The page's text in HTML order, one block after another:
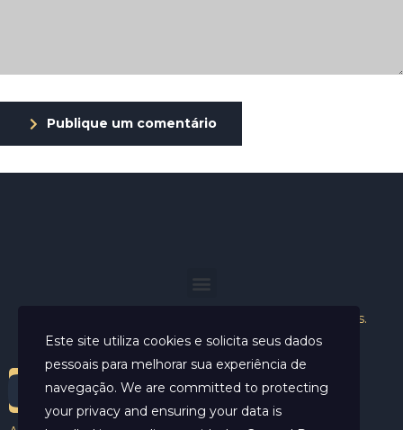
Publique um comentário
Helder Neves. © 2024. Todos os direitos reservados.
Este site utiliza cookies e solicita seus dados
pessoais para melhorar sua experiência de
navegação. We are committed to protecting
your privacy and ensuring your data is